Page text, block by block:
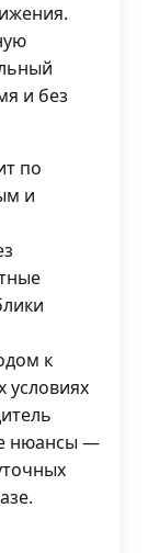
и без
по
и
к
условиях
нюансы —